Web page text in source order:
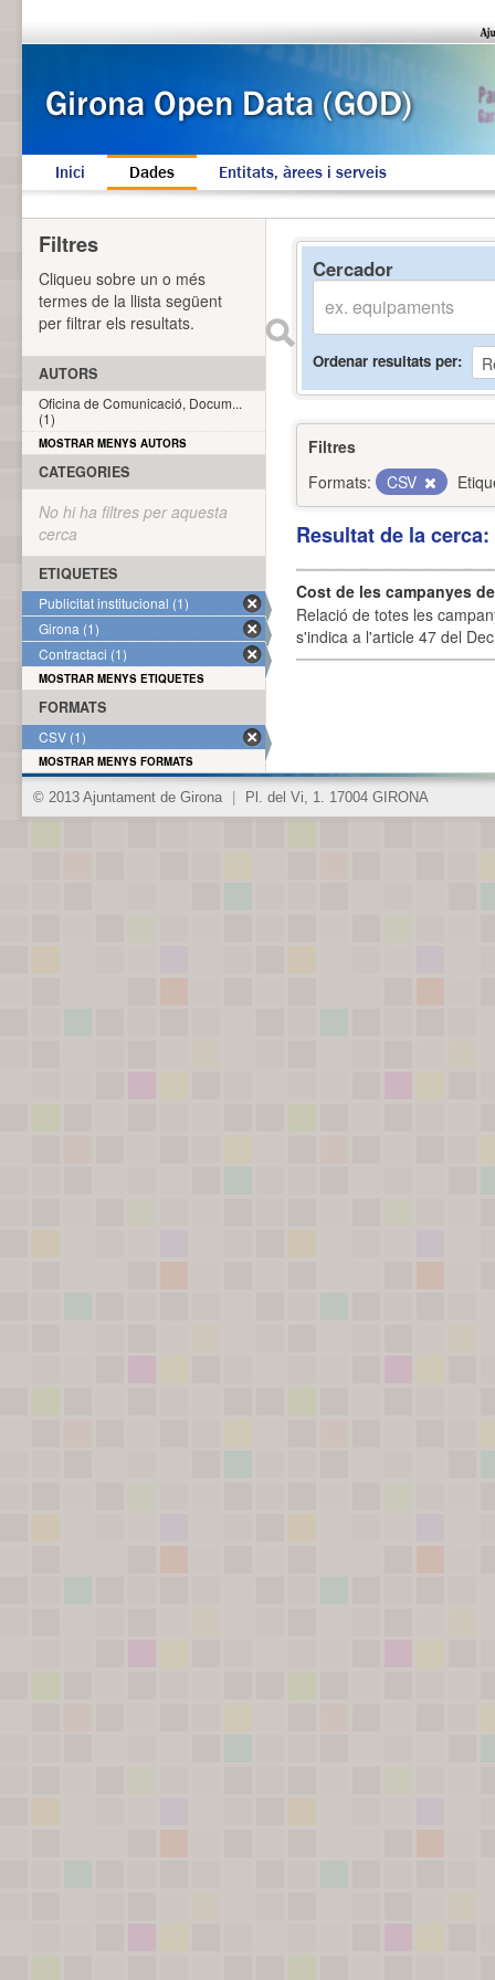
Inici Dades Entitats, àrees i serveis
Cercador
Ordenar resultats per
Filtres
Formats:
CSV
Resultat de la
Cost de les campanyes
Relació de totes les
s'indica a l'article 47 del
Filtres
Cliqueu sobre un o més
termes de la llista següent
per filtrar els resultats.
AUTORS
Oficina de Comunicació, Docum...
(1)
MOSTRAR MENYS AUTORS
CATEGORIES
No hi ha filtres per aquesta
cerca
ETIQUETES
Publicitat institucional (1)
Girona (1)
Contractaci (1)
MOSTRAR MENYS ETIQUETES
FORMATS
CSV (1)
MOSTRAR MENYS FORMATS
© 2013 Ajuntament de Girona Pl. del Vi, 1. 17004 GIRONA